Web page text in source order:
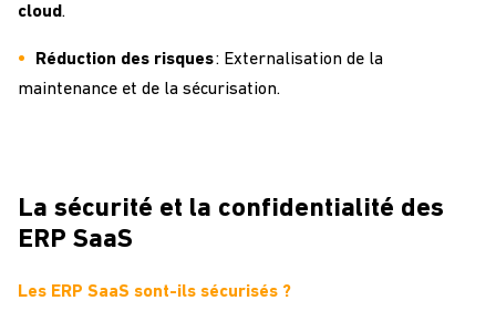
cloud.
Réduction des risques: Externalisation de la
maintenance et de la sécurisation.
La sécurité et la confidentialité des
ERP SaaS
Les ERP SaaS sont-ils sécurisés ?